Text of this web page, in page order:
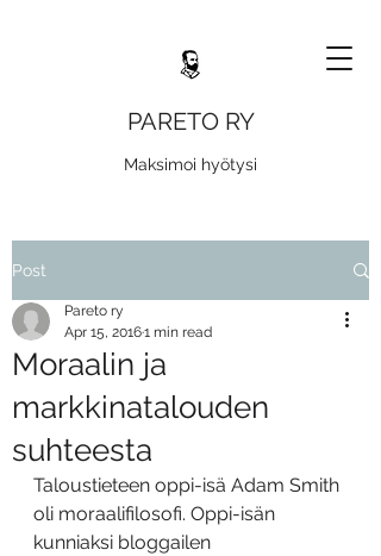
PARETO RY
Maksimoi hyötysi
Post
Moraalin ja
markkinatalouden
suhteesta
Pareto ry
Apr 15, 20161 min read
Taloustieteen oppi-isä Adam Smith
oli moraalifilosofi. Oppi-isän
kunniaksi bloggailen